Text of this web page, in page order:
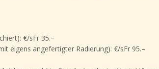
€/sFr 35.–
eigens angefertigter Radierung): €/sFr 95.–